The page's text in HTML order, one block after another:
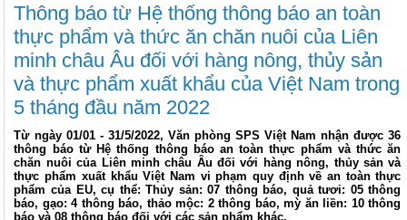
Thông báo từ Hệ thống thông báo an toàn
thực phẩm và thức ăn chăn nuôi của Liên
minh châu Âu đối với hàng nông, thủy sản
và thực phẩm xuất khẩu của Việt Nam trong
5 tháng đầu năm 2022
Từ ngày 01/01 - 31/5/2022, Văn phòng SPS Việt Nam nhận được 36
thông báo từ Hệ thống thông báo an toàn thực phẩm và thức ăn
chăn nuôi của Liên minh châu Âu đối với hàng nông, thủy sản và
thực phẩm xuất khẩu Việt Nam vi phạm quy định về an toàn thực
phẩm của EU, cụ thể: Thủy sản: 07 thông báo, quả tươi: 05 thông
báo, gạo: 4 thông báo, thảo mộc: 2 thông báo, mỳ ăn liền: 10 thông
báo và 08 thông báo đối với các sản phẩm khác.